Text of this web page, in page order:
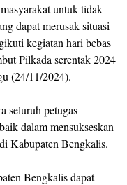
untuk tidak
dapat merusak situasi
kegiatan hari bebas
Pilkada serentak 2024
(24/11/2024).
seluruh petugas
dalam mensukseskan
Kabupaten Bengkalis.
Bengkalis dapat